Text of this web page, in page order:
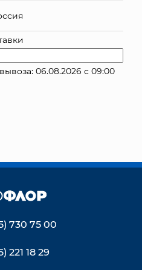
06.08.2026 с 09:00
730 75 00
221 18 29